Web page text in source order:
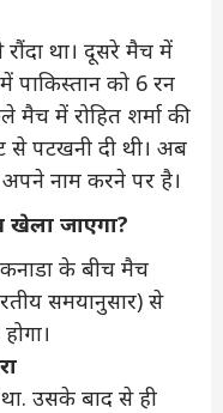
था। दूसरे मैच में
पाकिस्‍तान को 6 रन
मैच में रोहित शर्मा की
से पटखनी दी थी। अब
अपने नाम करने पर है।
खेला जाएगा?
के बीच मैच
समयानुसार) से
उसके बाद से ही